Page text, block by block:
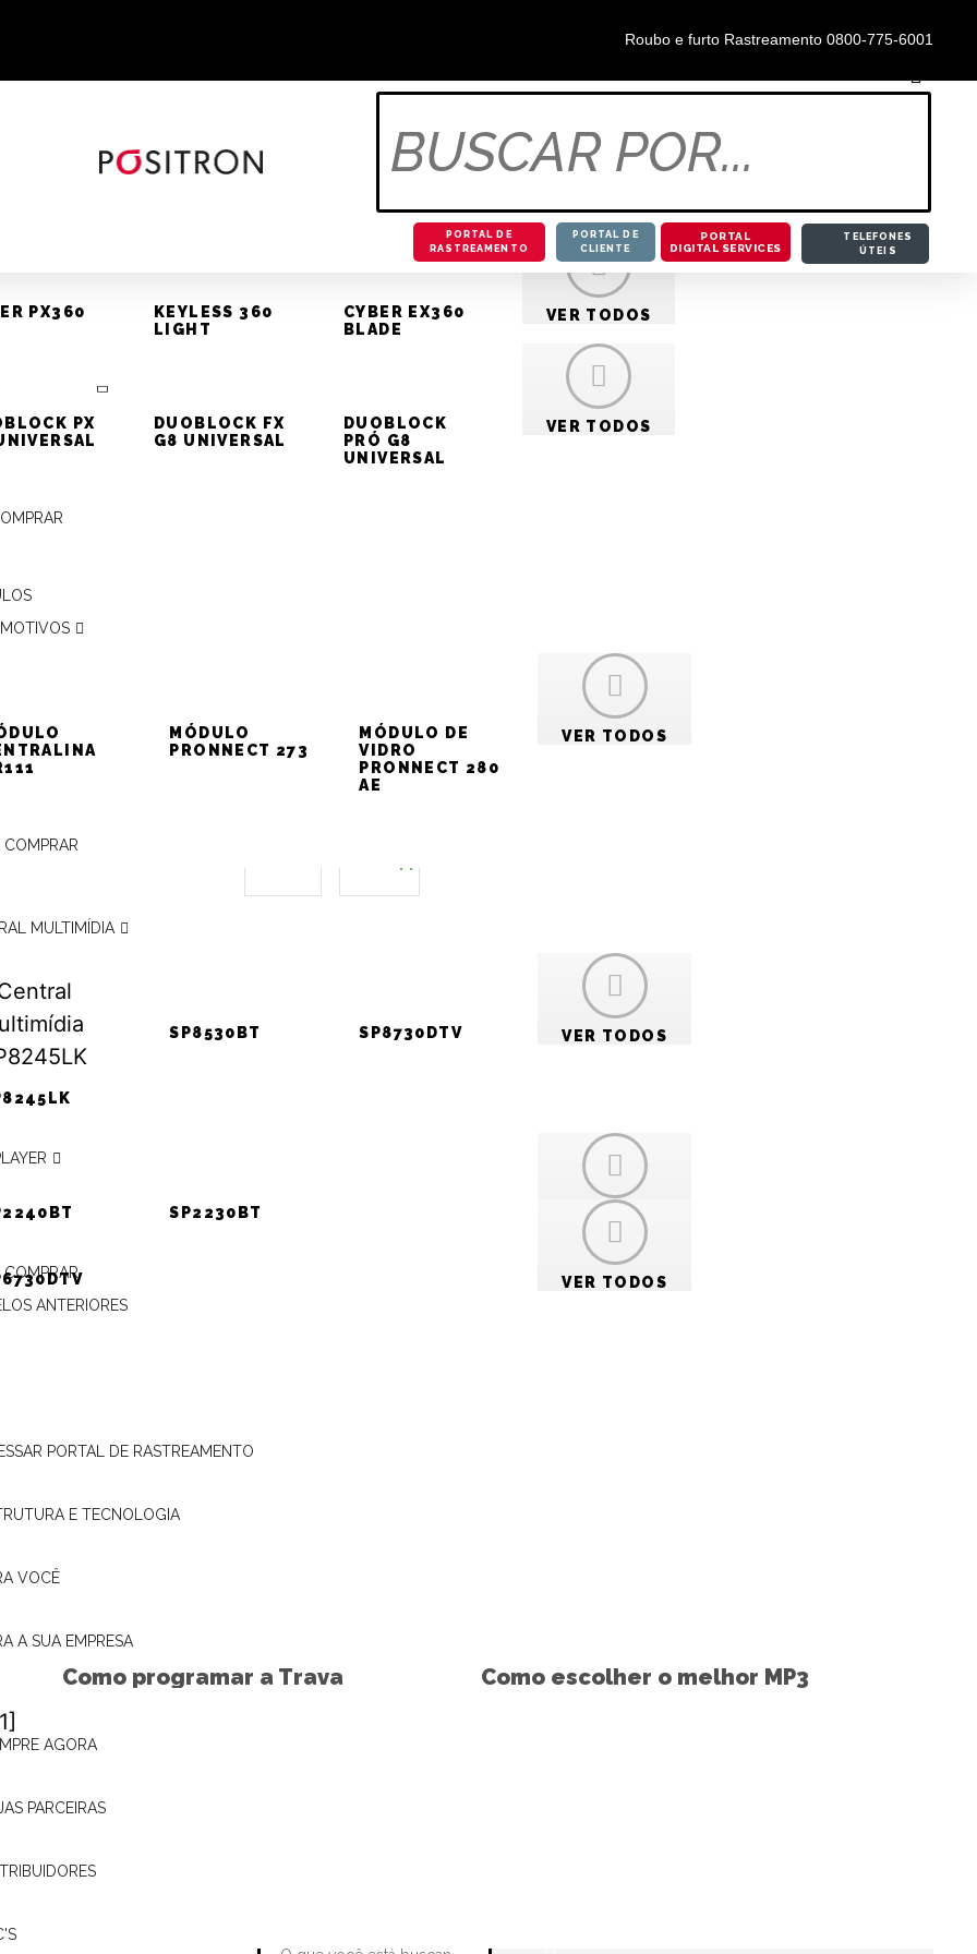
Roubo e furto Rastreamento 0800-775-6001
PORTAL DE
RASTREAMENTO
PORTAL DE
CLIENTE
PORTAL
DIGITAL SERVICES
TELEFONES
ÚTEIS
PX360
KEYLESS 360
LIGHT
CYBER EX360
BLADE
VER TODOS
PX
DUOBLOCK FX
G8 UNIVERSAL
DUOBLOCK
PRÓ G8
UNIVERSAL
VER TODOS
MÓDULO
PRONNECT 273
MÓDULO DE
VIDRO
PRONNECT 280
AE
VER TODOS
COMPRAR
MULTIMÍDIA
SP8530BT SP8730DTV VER TODOS
SP2230BT VER TODOS
COMPRAR
ANTERIORES
VER TODOS
PORTAL DE RASTREAMENTO
E TECNOLOGIA
VOCÊ
A SUA EMPRESA
AGORA
PARCEIRAS
A PÓSITRON /
PST E ACIONAMENTO DOS VIDROS
VECTRA (CHEVROLET)
COMPARTILHE
ALARME PÓSITRON –
PST E
Como programar a Trava
Pósitron
Como escolher o melhor MP3